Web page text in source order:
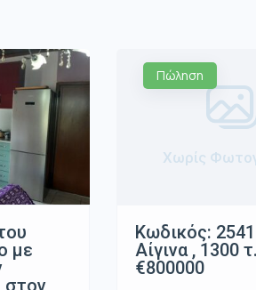
με
Πώληση
Χωρίς
Κωδικός:
Αίγινα , 1300
€800000